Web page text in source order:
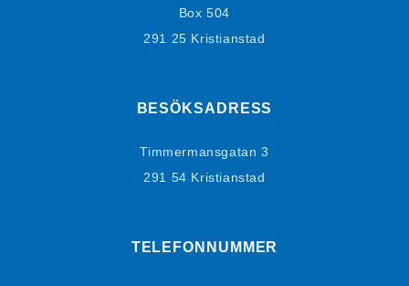
Box 504
291 25 Kristianstad
BESÖKSADRESS
Timmermansgatan 3
291 54 Kristianstad
TELEFONNUMMER